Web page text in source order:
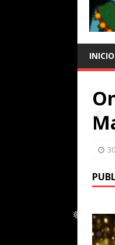
INICIO